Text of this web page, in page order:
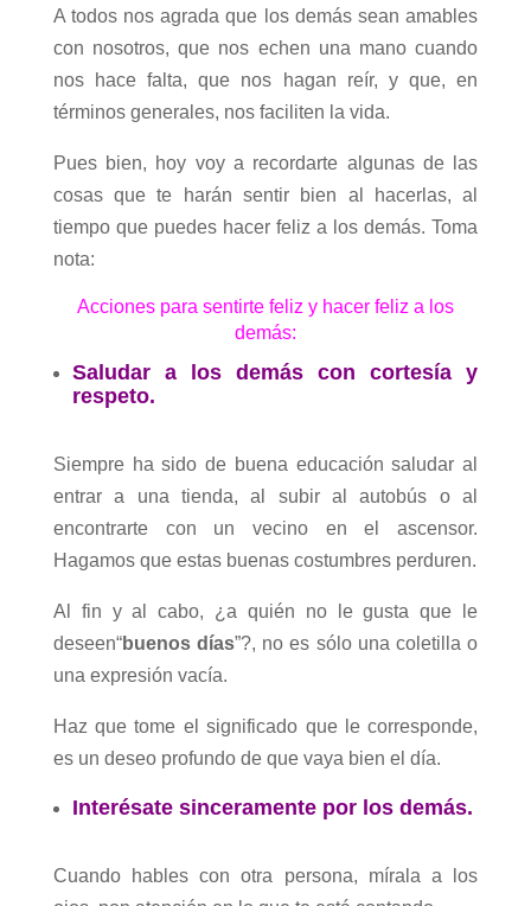
A todos nos agrada que los demás sean amables
con nosotros, que nos echen una mano cuando
nos hace falta, que nos hagan reír, y que, en
términos generales, nos faciliten la vida.
Pues bien, hoy voy a recordarte algunas de las
cosas que te harán sentir bien al hacerlas, al
tiempo que puedes hacer feliz a los demás. Toma
nota:
Acciones para sentirte feliz y hacer feliz a los
demás:
Saludar a los demás con cortesía y
respeto.
Siempre ha sido de buena educación saludar al
entrar a una tienda, al subir al autobús o al
encontrarte con un vecino en el ascensor.
Hagamos que estas buenas costumbres perduren.
Al fin y al cabo, ¿a quién no le gusta que le
deseen“buenos días”?, no es sólo una coletilla o
una expresión vacía.
Haz que tome el significado que le corresponde,
es un deseo profundo de que vaya bien el día.
Interésate sinceramente por los demás.
Cuando hables con otra persona, mírala a los